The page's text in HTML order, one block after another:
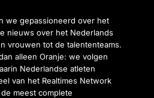
we gepassioneerd over het
nieuws over het Nederlands
vrouwen tot de talententeams.
alleen Oranje: we volgen
Nederlandse atleten
van het Realtimes Network
meest complete